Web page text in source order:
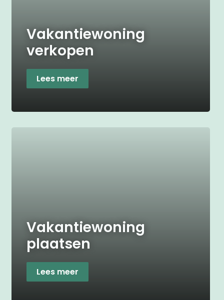
Vakantiewoning
verkopen
Lees meer
Vakantiewoning
plaatsen
Lees meer